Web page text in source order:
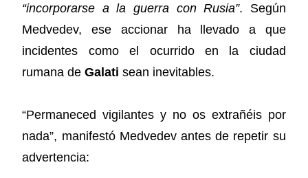
“incorporarse a la guerra con Rusia”. Según
Medvedev, ese accionar ha llevado a que
incidentes como el ocurrido en la ciudad
rumana deGalati sean inevitables.
“Permaneced vigilantes y no os extrañéis por
nada”, manifestó Medvedev antes de repetir su
advertencia: